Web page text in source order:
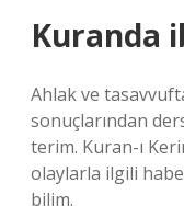
Kuranda
Ahlak ve
sonuçlarından
terim. Kuran-ı
olaylarla ilgili
bilim.